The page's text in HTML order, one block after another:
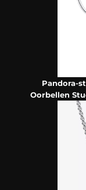
Pandora-
Oorbellen